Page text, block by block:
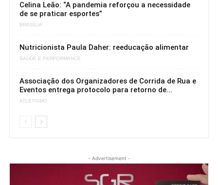
Celina Leão: “A pandemia reforçou a necessidade
de se praticar esportes”
BRASÍLIA
Nutricionista Paula Daher: reeducação alimentar
SAÚDE E PERFORMANCE
Associação dos Organizadores de Corrida de Rua e
Eventos entrega protocolo para retorno de...
ATLETISMO
- Advertisement -